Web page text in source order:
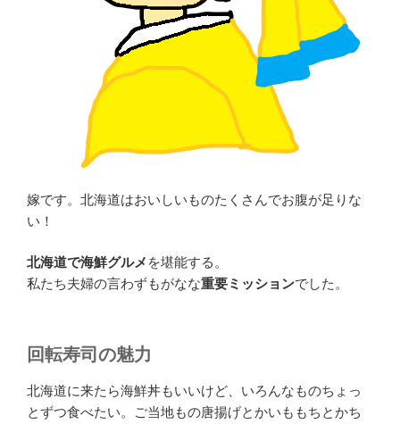
嫁です。北海道はおいしいものたくさんでお腹が足りな
い！
北海道で海鮮グルメ を堪能する。
私たち夫婦の言わずもがなな重要ミッションでした。
回転寿司の魅力
北海道に来たら海鮮丼もいいけど、いろんなものちょっ
とずつ食べたい。ご当地もの唐揚げとかいももちとかち